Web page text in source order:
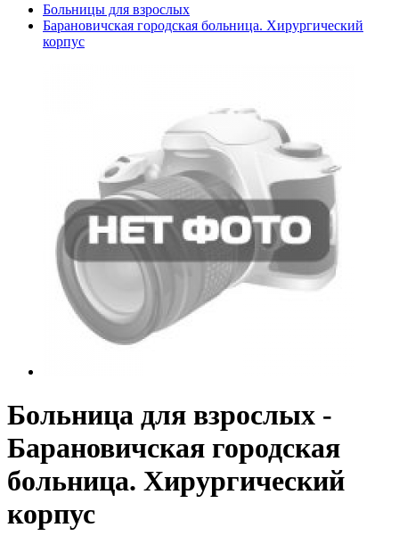
Больницы для взрослых
Барановичская городская больница. Хирургический
корпус
Больница для взрослых -
Барановичская городская
больница. Хирургический
корпус